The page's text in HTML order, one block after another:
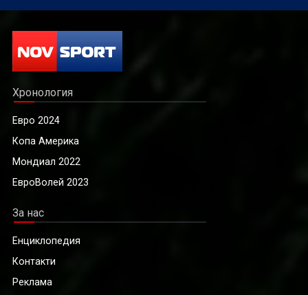
Хронология
Евро 2024
Копа Америка
Мондиал 2022
ЕвроВолей 2023
За нас
Енциклопедия
Контакти
Реклама